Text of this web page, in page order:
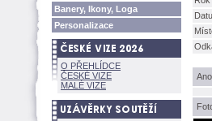
Banery, Ikony, Loga
Personalizace
O PŘEHLÍDCE
ČESKÉ VIZE
MALÉ VIZE